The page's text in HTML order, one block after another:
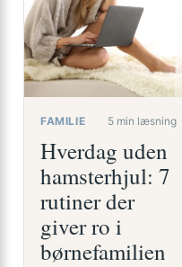
FAMILIE 5 min læsning
Hverdag uden
hamsterhjul: 7
rutiner der
giver ro i
børnefamilien